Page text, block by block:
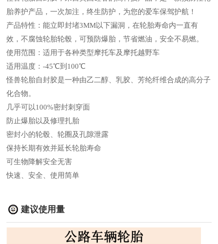
胎养护产品，一次加注，终生防护，为您的爱车保驾护航！
产品特性：能立即封堵3MM以下漏洞，在轮胎寿命内一直有
效，不腐蚀轮胎轮毂，可预防爆胎，节省燃油，安全不易燃。
使用范围：适用于各种类型摩托车及摩托越野车
适用温度：-45℃到100℃
怪兽轮胎自封胶是一种由乙二醇、乳胶、芳纶纤维合成的高分子
化合物。
几乎可以100%密封刺穿面
防止爆胎以及修理扎胎
密封小的轮毂、轮圈及孔隙泄露
保持长期有效并延长轮胎寿命
可生物降解安全无害
快速、安全、使用简单
建议使用量